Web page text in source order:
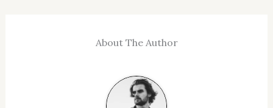
About The Author